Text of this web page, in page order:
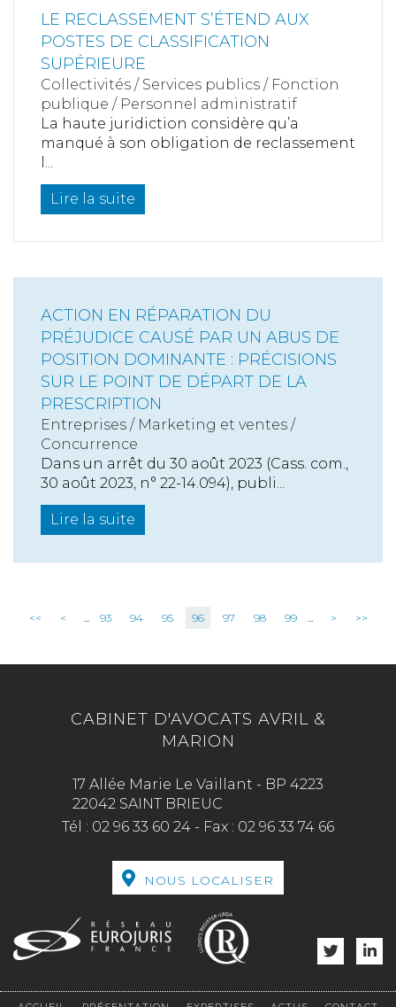
LE RECLASSEMENT S’ÉTEND AUX
POSTES DE CLASSIFICATION
SUPÉRIEURE
Collectivités / Services publics / Fonction
publique / Personnel administratif
La haute juridiction considère qu’a
manqué à son obligation de reclassement
l...
Lire la suite
ACTION EN RÉPARATION DU
PRÉJUDICE CAUSÉ PAR UN ABUS DE
POSITION DOMINANTE : PRÉCISIONS
SUR LE POINT DE DÉPART DE LA
PRESCRIPTION
Entreprises / Marketing et ventes /
Concurrence
Dans un arrêt du 30 août 2023 (Cass. com.,
30 août 2023, n° 22-14.094), publi...
Lire la suite
<< < ... 93 94 95 96 97 98 99 ... > >>
CABINET D'AVOCATS AVRIL &
MARION
17 Allée Marie Le Vaillant - BP 4223
22042 SAINT BRIEUC
Tél : 02 96 33 60 24 - Fax : 02 96 33 74 66
NOUS LOCALISER